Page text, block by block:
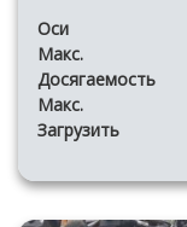
Оси
Макс.
Досягаемость
Макс.
Загрузить